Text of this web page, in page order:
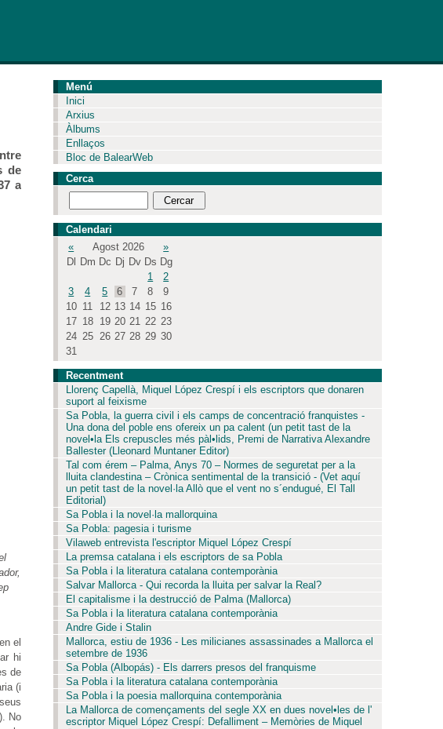
de
a
el
hi
de
(i
No
Menú
Inici
Arxius
Àlbums
Enllaços
Bloc de BalearWeb
Cerca
Calendari
«
Agost 2026
»
Dl
Dm Dc Dj Dv Ds Dg
1
2
3
4 5 6 7 8
9
10 11 12 13 14 15 16
17 18 19 20 21 22 23
24 25 26 27 28 29 30
31
Recentment
Llorenç Capellà, Miquel López Crespí i els escriptors que donaren
suport al feixisme
Sa Pobla, la guerra civil i els camps de concentració franquistes -
Una dona del poble ens ofereix un pa calent (un petit tast de la
novel•la Els crepuscles més pàl•lids, Premi de Narrativa Alexandre
Ballester (Lleonard Muntaner Editor)
Tal com érem – Palma, Anys 70 – Normes de seguretat per a la
lluita clandestina – Crònica sentimental de la transició - (Vet aquí
un petit tast de la novel·la Allò que el vent no s´endugué, El Tall
Editorial)
Sa Pobla i la novel·la mallorquina
Sa Pobla: pagesia i turisme
Vilaweb entrevista l'escriptor Miquel López Crespí
La premsa catalana i els escriptors de sa Pobla
Sa Pobla i la literatura catalana contemporània
Salvar Mallorca - Qui recorda la lluita per salvar la Real?
El capitalisme i la destrucció de Palma (Mallorca)
Sa Pobla i la literatura catalana contemporània
Andre Gide i Stalin
Mallorca, estiu de 1936 - Les milicianes assassinades a Mallorca el
setembre de 1936
Sa Pobla (Albopás) - Els darrers presos del franquisme
Sa Pobla i la literatura catalana contemporània
Sa Pobla i la poesia mallorquina contemporània
La Mallorca de començaments del segle XX en dues novel•les de l'
escriptor Miquel López Crespí: Defalliment – Memòries de Miquel